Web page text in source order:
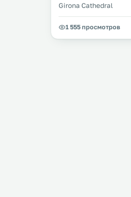
Girona Cathedral
1 555 просмотров